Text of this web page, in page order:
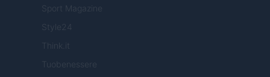
Sport Magazine
Style24
Think.it
Tuobenessere